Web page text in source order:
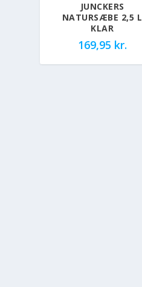
JUNCKERS
NATURSÆBE 2,5 L
KLAR
169,95 kr.